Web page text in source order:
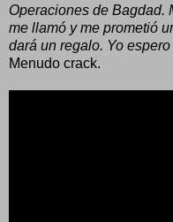
Operaciones de Bagdad.
me llamó y me prometió
dará un regalo. Yo
Menudo crack.